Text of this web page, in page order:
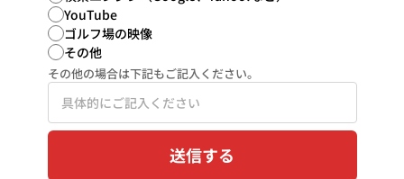
YouTube
ゴルフ場の映像
その他
その他の場合は下記もご記入ください。
送信する